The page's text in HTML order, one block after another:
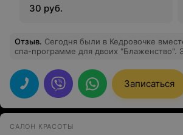
30 руб.
Отзыв. Сегодня были в Кедровочке
спа-программе для двоих "Блаженство".
за ваши золотые ручки, сервис и
бонусом был вкусный фито-чай и
Кедровочка- прекрасное место для
Рекомендую!
Записаться
САЛОН КРАСОТЫ